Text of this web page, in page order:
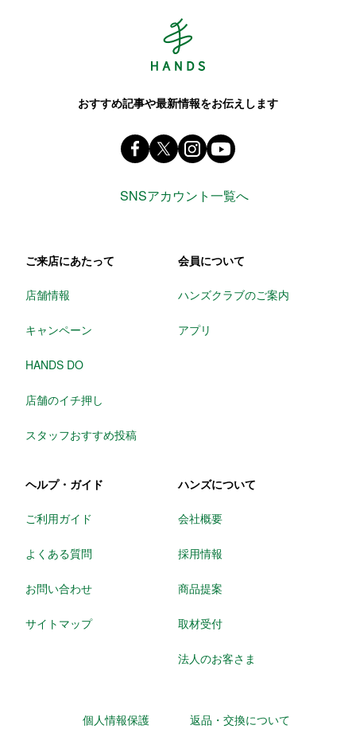
おすすめ記事や最新情報をお伝えします
Facebook ハンズ公式ファンページ
X(旧 twitter) @Hands_official_
instagram
SNSアカウント一覧へ
ご来店にあたって
店舗情報
キャンペーン
HANDS DO
店舗のイチ押し
スタッフおすすめ投稿
会員について
ハンズクラブのご案内
アプリ
ヘルプ・ガイド
ご利用ガイド
よくある質問
お問い合わせ
サイトマップ
ハンズについて
会社概要
採用情報
商品提案
取材受付
法人のお客さま
個人情報保護 返品・交換について